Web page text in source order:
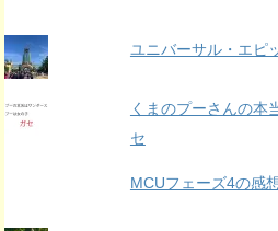
ユニバーサル・エピ
くまのプーさんの本
セ
MCUフェーズ4の感